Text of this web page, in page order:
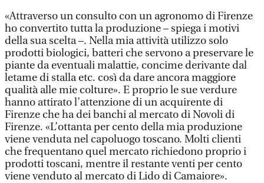
«Attraverso un consulto con un agronomo di Firenze
ho convertito tutta la produzione – spiega i motivi
della sua scelta –. Nella mia attività utilizzo solo
prodotti biologici, batteri che servono a preservare le
piante da eventuali malattie, concime derivante dal
letame di stalla etc. così da dare ancora maggiore
qualità alle mie colture». E proprio le sue verdure
hanno attirato l’attenzione di un acquirente di
Firenze che ha dei banchi al mercato di Novoli di
Firenze. «L’ottanta per cento della mia produzione
viene venduta nel capoluogo toscano. Molti clienti
che frequentano quel mercato richiedono proprio i
prodotti toscani, mentre il restante venti per cento
viene venduto al mercato di Lido di Camaiore».